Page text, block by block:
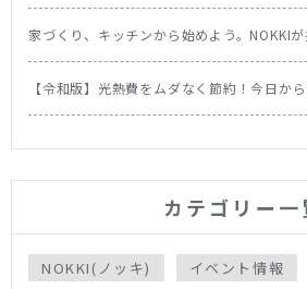
家づくり、キッチンから始めよう。NOKKI
【令和版】光熱費をムダなく節約！今日か
カテゴリー一
NOKKI(ノッキ)
イベント情報